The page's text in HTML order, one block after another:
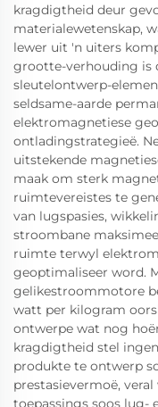
kragdigtheid deur
materialewetenskap,
lewer uit 'n uiters
grootte-verhouding is
sleutelontwerp-
seldsame-aarde
elektromagnetiese
ontladingstrategieë.
uitstekende
maak om sterk
ruimtevereistes te
van lugspasies,
stroombane
ruimte terwyl
geoptimaliseer word.
gelikestroommotore
watt per kilogram
ontwerpe wat nog
kragdigtheid stel
produkte te ontwerp
prestasievermoë,
toepassings soos lug-